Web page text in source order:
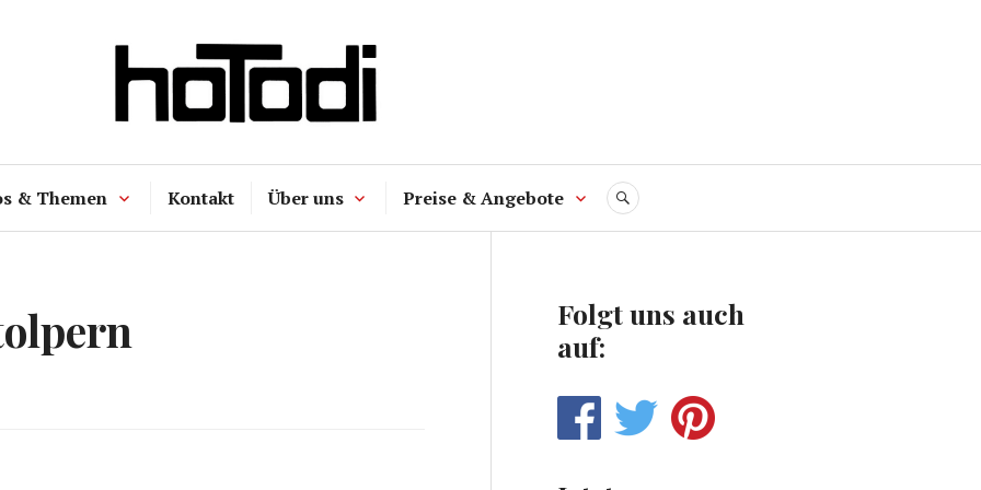
hoTodi
& Themen Kontakt Über uns Preise & Angebote SUCHE
Folgt uns auch
auf: